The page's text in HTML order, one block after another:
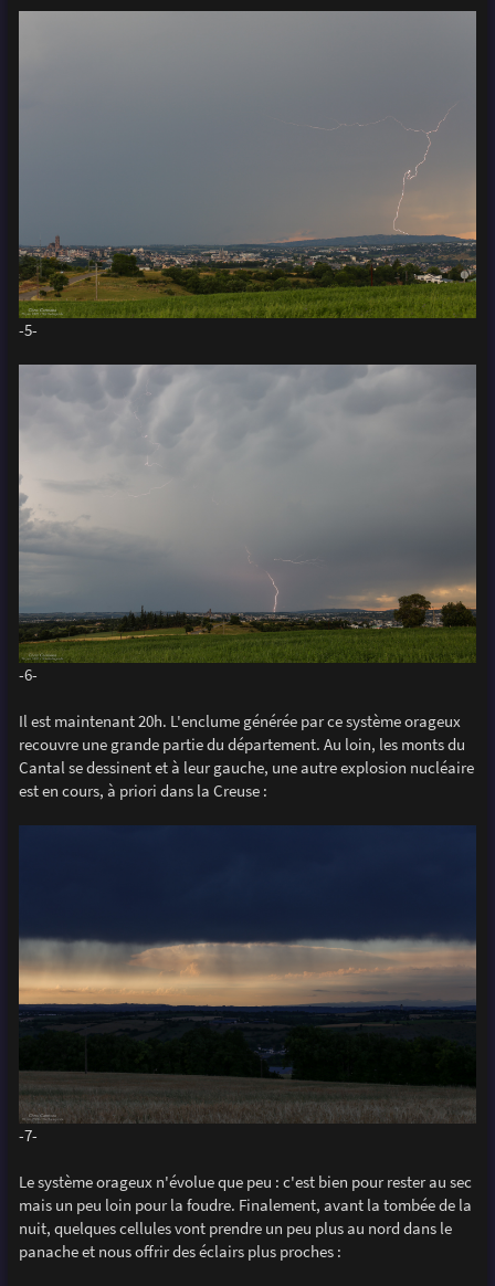
-5-
-6-
Il est maintenant 20h. L'enclume générée par ce système orageux
recouvre une grande partie du département. Au loin, les monts du
Cantal se dessinent et à leur gauche, une autre explosion nucléaire
est en cours, à priori dans la Creuse :
-7-
Le système orageux n'évolue que peu : c'est bien pour rester au sec
mais un peu loin pour la foudre. Finalement, avant la tombée de la
nuit, quelques cellules vont prendre un peu plus au nord dans le
panache et nous offrir des éclairs plus proches :